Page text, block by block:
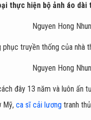
thực hiện bộ ảnh áo
phục truyền thống của nhà
đây 13 năm và luôn ấn
Mỹ, ca sĩ cải lương tranh